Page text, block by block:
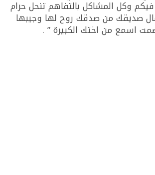
وكل المشاكل بالتفاهم تنحل حرام
صديقك من صدقك روح لها وجيبها
اسمع من اختك الكبيرة ” .